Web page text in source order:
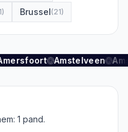
1) Brussel(21)
Amstelveen
1 pand.